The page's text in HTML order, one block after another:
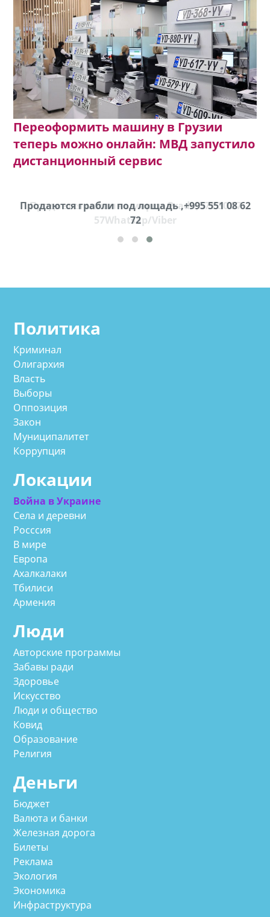
Переоформить машину в Грузии
теперь можно онлайн: МВД запустило
дистанционный сервис
Продается машина марки Prado,571 30 57
57Whatsap/Viber
Продаются грабли под лощадь ,+995 551 08 62
72
Политика
Криминал
Олигархия
Власть
Выборы
Оппозиция
Закон
Муниципалитет
Коррупция
Локации
Война в Украине
Села и деревни
Росссия
В мире
Европа
Ахалкалаки
Тбилиси
Армения
Люди
Авторские программы
Забавы ради
Здоровье
Искусство
Люди и общество
Ковид
Образование
Религия
Деньги
Бюджет
Валюта и банки
Железная дорога
Билеты
Реклама
Экология
Экономика
Инфраструктура